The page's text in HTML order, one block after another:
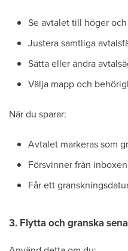
Se avtalet till höger
Justera samtliga
Sätta eller ändra
Välja mapp och
När du sparar:
Avtalet markeras som
Försvinner från inboxen
Får ett
3. Flytta och granska